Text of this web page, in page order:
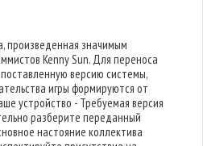
произведенная значимым
Kenny Sun. Для переноса
версию системы,
игры формируются от
устройство - Требуемая версия
разберите переданный
настояние коллектива